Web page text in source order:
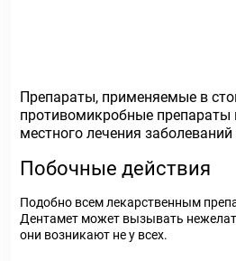
Препараты, применяемые в
противомикробные препараты
местного лечения заболеваний
Побочные действия
Подобно всем лекарственным
Дентамет может вызывать
они возникают не у всех.